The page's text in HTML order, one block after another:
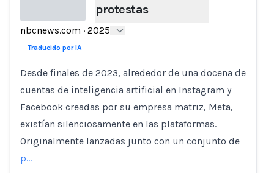
Loading...
protestas
nbcnews.com · 2025
Traducido por IA
Desde finales de 2023, alrededor de una docena de
cuentas de inteligencia artificial en Instagram y
Facebook creadas por su empresa matriz, Meta,
existían silenciosamente en las plataformas.
Originalmente lanzadas junto con un conjunto de
p…